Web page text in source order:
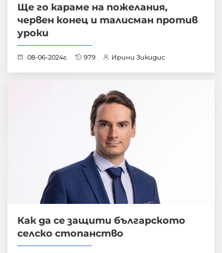
Ще го караме на пожелания,
червен конец и талисман против
уроки
08-06-2024г. 979 Ирини Зикидис
Как да се защити българското
селско стопанство